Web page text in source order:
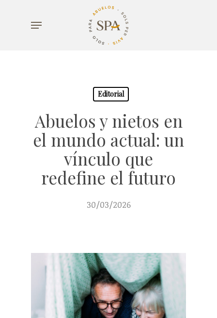
Menu
Editorial
Abuelos y nietos en
el mundo actual: un
vínculo que
redefine el futuro
30/03/2026